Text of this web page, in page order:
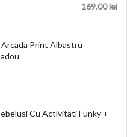
169.00lei
Print Albastru
Cu Activitati Funky +